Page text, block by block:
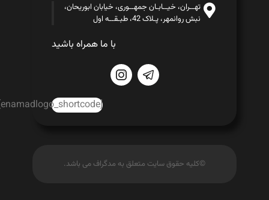
تهــران، خیــابـان جمهــوری، خیابان ابوریحان،
نبش روانمهر، پـلاک 42، طبـقــه اول
با ما همراه باشید
[enamadlogo_shortcode]
©کلیه حقوق سایت متعلق به مدگراف می باشد.